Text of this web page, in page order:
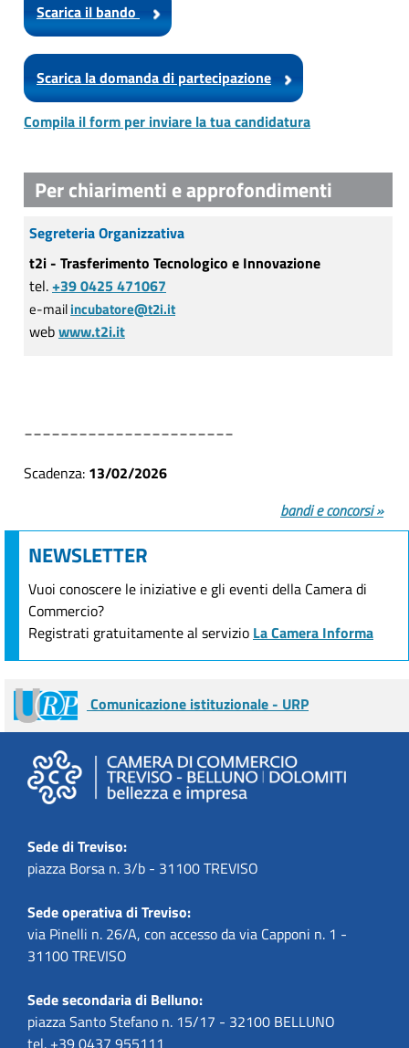
Scarica il bando
Scarica la domanda di partecipazione
Compila il form per inviare la tua candidatura
Per chiarimenti e approfondimenti
Segreteria Organizzativa
t2i - Trasferimento Tecnologico e Innovazione
tel.+39 0425 471067
e-mailincubatore@t2i.it
webwww.t2i.it
Scadenza: 13/02/2026
bandi e concorsi »
NEWSLETTER
Vuoi conoscere le iniziative e gli eventi della Camera di
Commercio?
Registrati gratuitamente al servizio La Camera Informa
Comunicazione istituzionale - URP
Sede di Treviso:
piazza Borsa n. 3/b - 31100 TREVISO
Sede operativa di Treviso:
via Pinelli n. 26/A, con accesso da via Capponi n. 1 -
31100 TREVISO
Sede secondaria di Belluno:
piazza Santo Stefano n. 15/17 - 32100 BELLUNO